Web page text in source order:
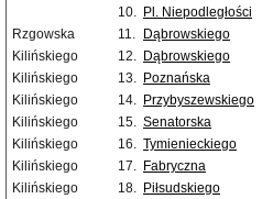
10. Pl. Niepodległości
Rzgowska
11. Dąbrowskiego
Kilińskiego
12. Dąbrowskiego
Kilińskiego
13. Poznańska
Kilińskiego
14. Przybyszewskiego
Kilińskiego
15. Senatorska
Kilińskiego
16. Tymienieckiego
Kilińskiego
17. Fabryczna
Kilińskiego
18. Piłsudskiego